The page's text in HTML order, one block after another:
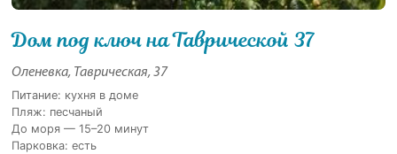
Дом под ключ на Таврической 37
Оленевка, Таврическая, 37
Питание: кухня в доме
Пляж: песчаный
До моря — 15–20 минут
Парковка: есть